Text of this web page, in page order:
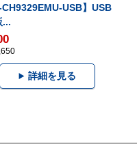
CH9329EMU-USB】USB
...
詳細を見る